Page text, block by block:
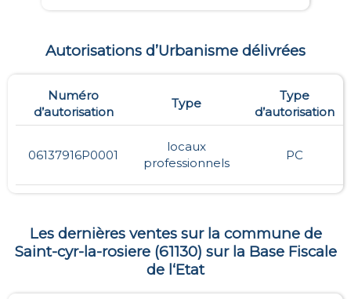
Autorisations d’Urbanisme délivrées
Numéro
d’autorisation
Type
Type
d’autorisation
06137916P0001
locaux
professionnels
PC
Les dernières ventes sur la commune de
Saint-cyr-la-rosiere(61130) sur la Base Fiscale
de l‘Etat